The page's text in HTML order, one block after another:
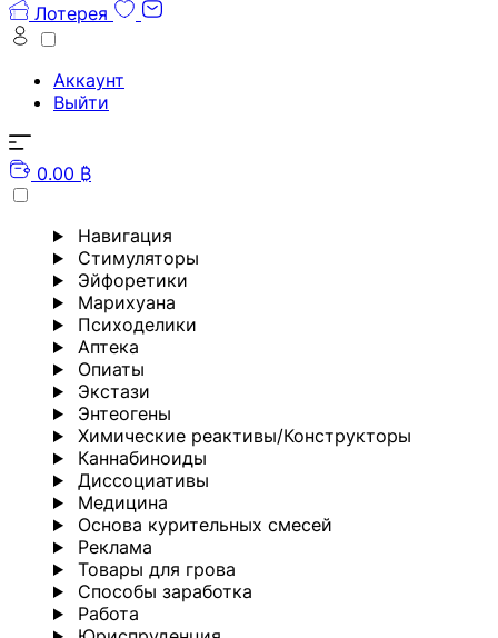
Лотерея
Аккаунт
Выйти
0.00 ₿
Навигация
Стимуляторы
Эйфоретики
Марихуана
Психоделики
Аптека
Опиаты
Экстази
Энтеогены
Химические реактивы/Конструкторы
Каннабиноиды
Диссоциативы
Медицина
Основа курительных смесей
Реклама
Товары для грова
Способы заработка
Работа